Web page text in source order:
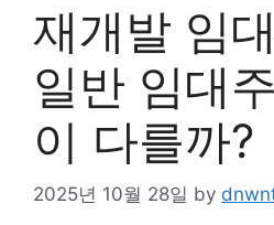
재개발 임
일반 임대
이 다를까?
2025년 10월 28일 by